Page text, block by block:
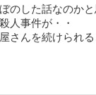
のした話なのか
人事件が・・
さんを続けられる